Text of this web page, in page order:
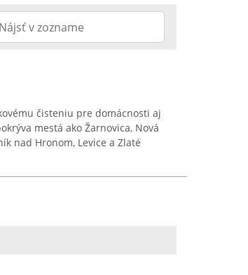
čisteniu pre domácnosti aj
mestá ako Žarnovica, Nová
nad Hronom, Levice a Zlaté